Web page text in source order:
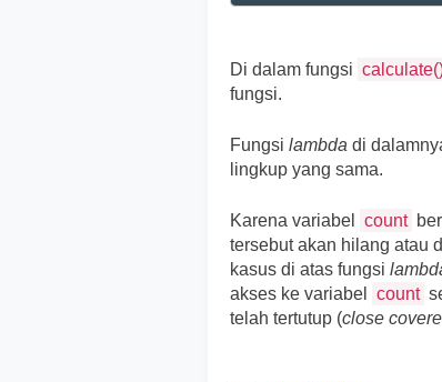
Di dalam fungsi
fungsi.
Fungsi lambda di
lingkup yang sama.
Karena variabel count
tersebut akan hilang atau
kasus di atas fungsi
akses ke variabel
count
telah tertutup (close